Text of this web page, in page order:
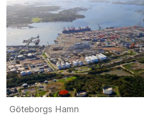
Göteborgs Hamn